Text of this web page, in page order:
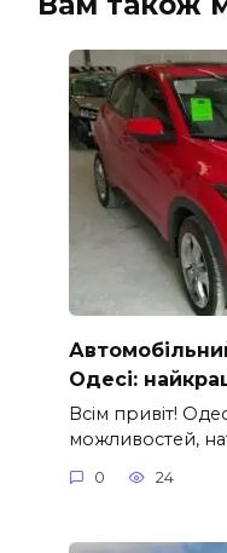
Одесі:
Всім привіт!
можливостей,
0 24